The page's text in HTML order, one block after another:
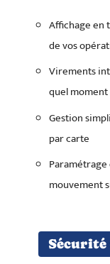
Affichage en
de vos
Virements
quel moment
Gestion
par carte
mouvement